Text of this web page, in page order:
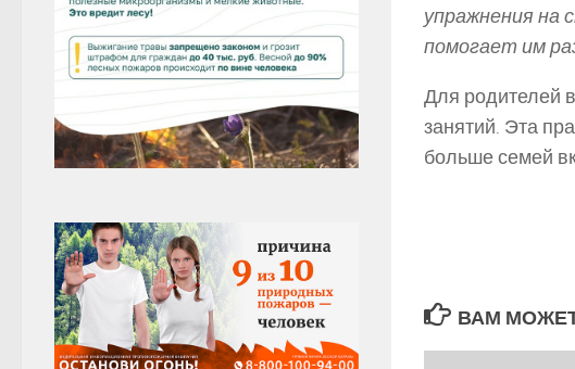
упражнения на
помогает им
Для родителей
занятий. Эта
больше семей
ВАМ